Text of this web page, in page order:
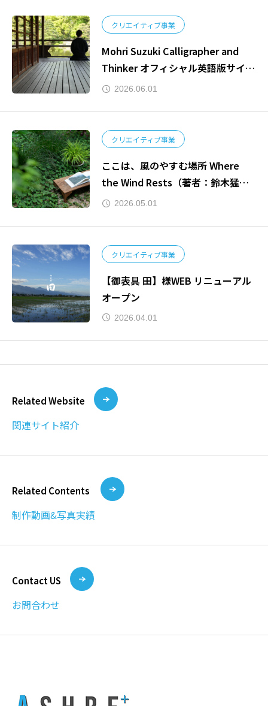
クリエイティブ事業
Mohri Suzuki Calligrapher and
Thinker オフィシャル英語版サイト
公開しました。
2026.06.01
クリエイティブ事業
ここは、風のやすむ場所 Where
the Wind Rests（著者：鈴木猛利 /
出版：東依書房）
2026.05.01
クリエイティブ事業
【御表具 田】様WEB リニューアル
オープン
2026.04.01
Related Website
関連サイト紹介
Related Contents
制作動画&写真実績
Contact US
お問合わせ